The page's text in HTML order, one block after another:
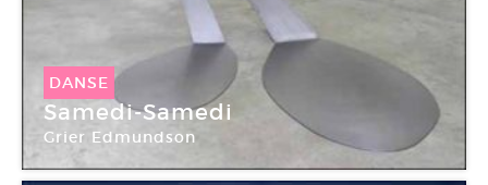
DANSE
Samedi-Samedi
Grier Edmundson